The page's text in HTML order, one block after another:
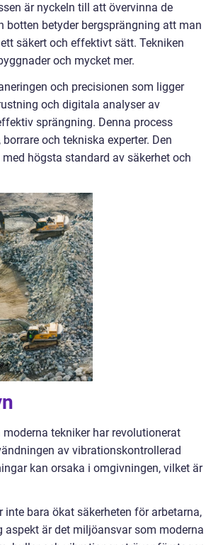
är nyckeln till att övervinna de
botten betyder bergsprängning att man
säkert och effektivt sätt. Tekniken
och mycket mer.
och precisionen som ligger
och digitala analyser av
sprängning. Denna process
och tekniska experter. Den
högsta standard av säkerhet och
tekniker har revolutionerat
av vibrationskontrollerad
kan orsaka i omgivningen, vilket är
bara ökat säkerheten för arbetarna,
är det miljöansvar som moderna